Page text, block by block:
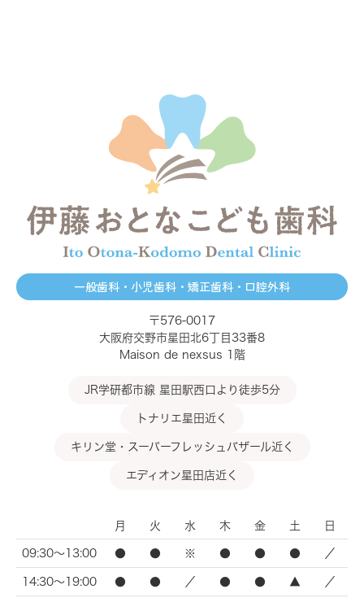
一般歯科・小児歯科・矯正歯科・口腔外科
〒576-0017
大阪府交野市星田北6丁目33番8
Maison de nexsus 1階
JR学研都市線 星田駅西口より徒歩5分
トナリエ星田近く
キリン堂・スーパーフレッシュバザール近く
エディオン星田店近く
月 火 水 木 金 土 日
09:30～13:00 ● ● ※ ● ● ● ／
14:30～19:00 ● ● ／ ● ● ▲ ／